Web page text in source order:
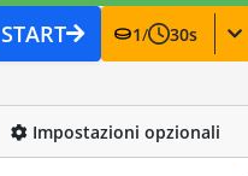
START 1/ 30s
Impostazioni opzionali